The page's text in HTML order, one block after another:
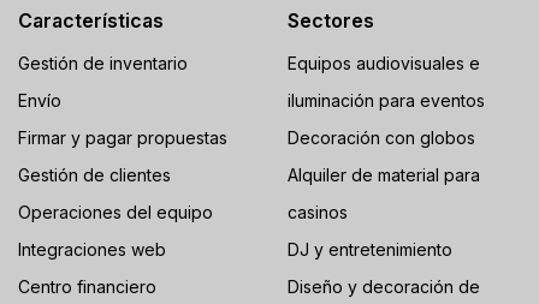
Características
Gestión de inventario
Envío
Firmar y pagar propuestas
Gestión de clientes
Operaciones del equipo
Integraciones web
Centro financiero
Sectores
Equipos audiovisuales e
iluminación para eventos
Decoración con globos
Alquiler de material para
casinos
DJ y entretenimiento
Diseño y decoración de